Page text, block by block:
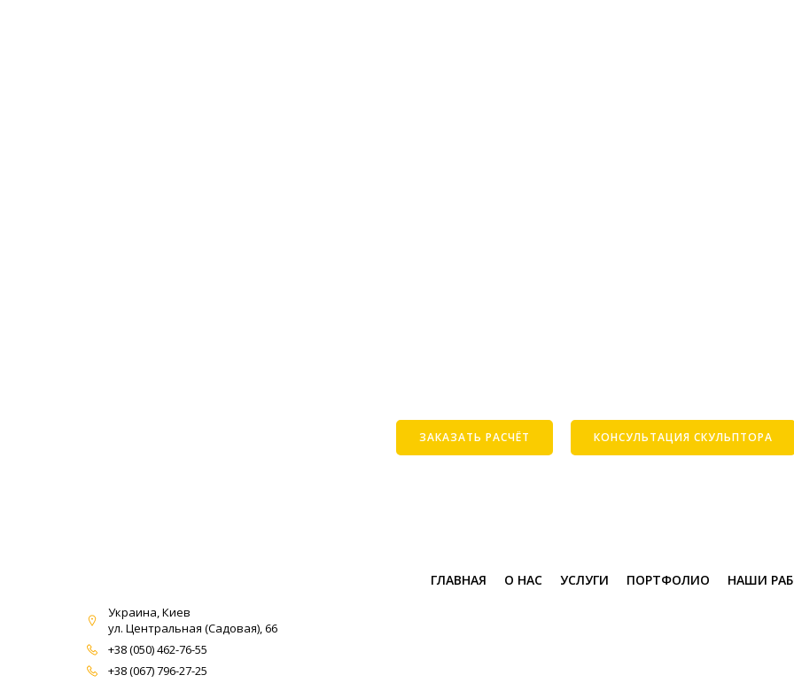
ЗАКАЗАТЬ РАСЧЁТ КОНСУЛЬТАЦИЯ СКУЛЬПТОРА
Украина, Киев
ул. Центральная (Садовая), 66
+38 (050) 462-76-55
+38 (067) 796-27-25
ГЛАВНАЯ О НАС УСЛУГИ ПОРТФОЛИО НАШИ